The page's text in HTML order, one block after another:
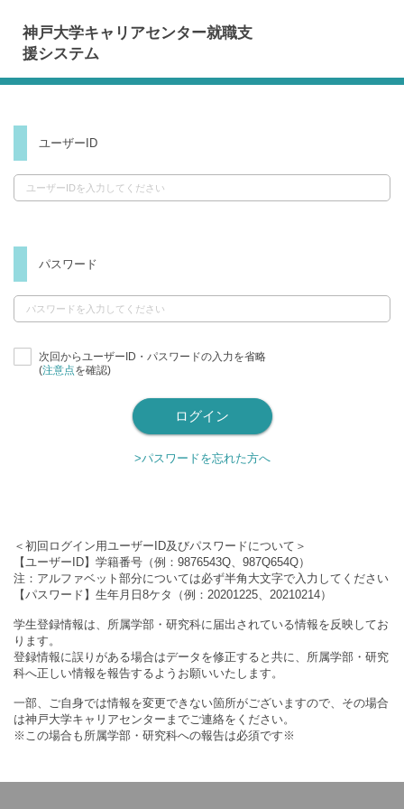
神戸大学キャリアセンター就職支
援システム
ユーザーID
パスワード
次回からユーザーID・パスワードの入力を省略
(注意点を確認)
>パスワードを忘れた方へ
＜初回ログイン用ユーザーID及びパスワードについて＞
【ユーザーID】学籍番号（例：9876543Q、987Q654Q）
注：アルファベット部分については必ず半角大文字で入力してください
【パスワード】生年月日8ケタ（例：20201225、20210214）
学生登録情報は、所属学部・研究科に届出されている情報を反映してお
ります。
登録情報に誤りがある場合はデータを修正すると共に、所属学部・研究
科へ正しい情報を報告するようお願いいたします。
一部、ご自身では情報を変更できない箇所がございますので、その場合
は神戸大学キャリアセンターまでご連絡をください。
※この場合も所属学部・研究科への報告は必須です※